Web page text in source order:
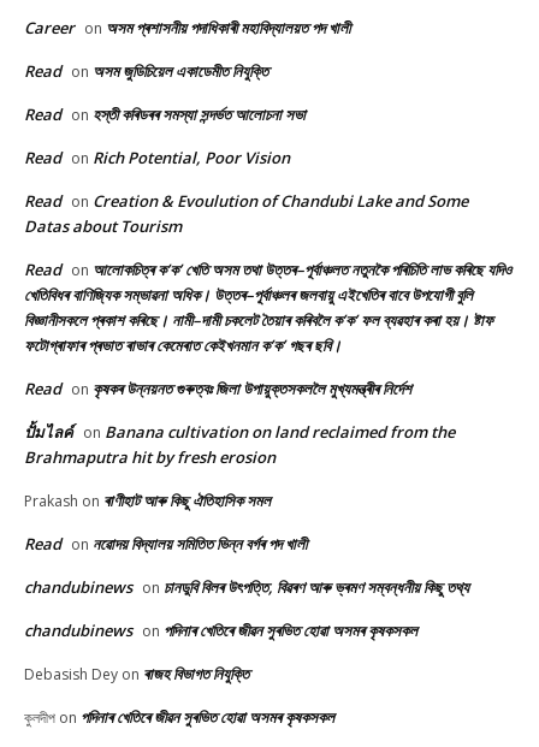
Career on অসম প্ৰশাসনীয় পদাধিকাৰী মহাবিদ্যালয়ত পদ খালী
Read on অসম জুডিচিয়েল একাডেমীত নিযুক্তি
Read on হস্তী কৰিডৰৰ সমস্যা সন্দৰ্ভত আলোচনা সভা
Read on Rich Potential, Poor Vision
Read on Creation & Evoulution of Chandubi Lake and Some
Datas about Tourism
Read on আলোকচিত্ৰ ক’ক’ খেতি অসম তথা উত্তৰ–পূৰ্বাঞ্চলত নতুনকৈ পৰিচিতি লাভ কৰিছে যদিও
খেতিবিধৰ বাণিজ্যিক সম্ভাৱনা অধিক। উত্তৰ–পূৰ্বাঞ্চলৰ জলবায়ু এইখেতিৰ বাবে উপযোগী বুলি
বিজ্ঞানীসকলে প্ৰকাশ কৰিছে। নামী–দামী চকলেট তৈয়াৰ কৰিবলৈ ক’ক’ ফল ব্যৱহাৰ কৰা হয়। ষ্টাফ
ফটোগ্ৰাফাৰ প্ৰভাত ৰাভাৰ কেমেৰাত কেইখনমান ক’ক’ গছৰ ছবি।
Read on কৃষকৰ উন্নয়নত গুৰুত্বঃ জিলা উপায়ুক্তসকললৈ মুখ্যমন্ত্ৰীৰ নিৰ্দেশ
ปั้มไลค์ on Banana cultivation on land reclaimed from the
Brahmaputra hit by fresh erosion
Prakash on ৰাণীহাট আৰু কিছু ঐতিহাসিক সমল
Read on নৱোদয় বিদ্যালয় সমিতিত ভিন্ন বৰ্গৰ পদ খালী
chandubinews on চানডুবি বিলৰ উৎপত্তি, বিৱৰণ আৰু ভ্ৰমণ সম্বন্ধনীয় কিছু তথ্য
chandubinews on পদিনাৰ খেতিৰে জীৱন সুৰভিত হোৱা অসমৰ কৃষকসকল
Debasish Dey on ৰাজহ বিভাগত নিযুক্তি
কুলদীপ on পদিনাৰ খেতিৰে জীৱন সুৰভিত হোৱা অসমৰ কৃষকসকল